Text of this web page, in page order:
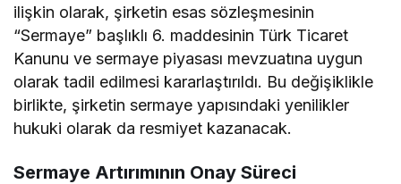
ilişkin olarak, şirketin esas sözleşmesinin
“Sermaye” başlıklı 6. maddesinin Türk Ticaret
Kanunu ve sermaye piyasası mevzuatına uygun
olarak tadil edilmesi kararlaştırıldı. Bu değişiklikle
birlikte, şirketin sermaye yapısındaki yenilikler
hukuki olarak da resmiyet kazanacak.
Sermaye Artırımının Onay Süreci